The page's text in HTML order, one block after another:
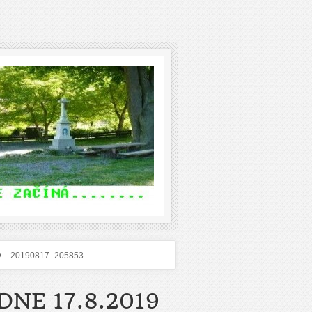
20190817_205853
17.8.2019